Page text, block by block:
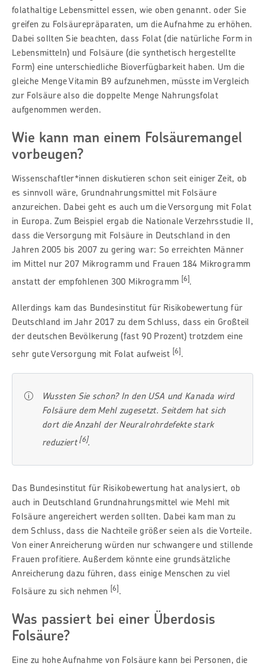
folathaltige Lebensmittel essen, wie oben genannt. oder Sie
greifen zu Folsäurepräparaten, um die Aufnahme zu erhöhen.
Dabei sollten Sie beachten, dass Folat (die natürliche Form in
Lebensmitteln) und Folsäure (die synthetisch hergestellte
Form) eine unterschiedliche Bioverfügbarkeit haben. Um die
gleiche Menge Vitamin B9 aufzunehmen, müsste im Vergleich
zur Folsäure also die doppelte Menge Nahrungsfolat
aufgenommen werden.
Wie kann man einem Folsäuremangel
vorbeugen?
Wissenschaftler*innen diskutieren schon seit einiger Zeit, ob
es sinnvoll wäre, Grundnahrungsmittel mit Folsäure
anzureichen. Dabei geht es auch um die Versorgung mit Folat
in Europa. Zum Beispiel ergab die Nationale Verzehrsstudie II,
dass die Versorgung mit Folsäure in Deutschland in den
Jahren 2005 bis 2007 zu gering war: So erreichten Männer
im Mittel nur 207 Mikrogramm und Frauen 184 Mikrogramm
anstatt der empfohlenen 300 Mikrogramm [6].
Allerdings kam das Bundesinstitut für Risikobewertung für
Deutschland im Jahr 2017 zu dem Schluss, dass ein Großteil
der deutschen Bevölkerung (fast 90 Prozent) trotzdem eine
sehr gute Versorgung mit Folat aufweist [6].
Wussten Sie schon? In den USA und Kanada wird
Folsäure dem Mehl zugesetzt. Seitdem hat sich
dort die Anzahl der Neuralrohrdefekte stark
reduziert[6].
Das Bundesinstitut für Risikobewertung hat analysiert, ob
auch in Deutschland Grundnahrungsmittel wie Mehl mit
Folsäure angereichert werden sollten. Dabei kam man zu
dem Schluss, dass die Nachteile größer seien als die Vorteile.
Von einer Anreicherung würden nur schwangere und stillende
Frauen profitiere. Außerdem könnte eine grundsätzliche
Anreicherung dazu führen, dass einige Menschen zu viel
Folsäure zu sich nehmen [6].
Was passiert bei einer Überdosis
Folsäure?
Eine zu hohe Aufnahme von Folsäure kann bei Personen, die